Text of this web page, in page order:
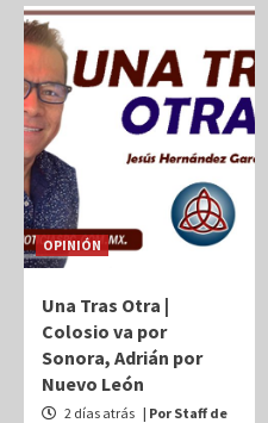
OPINIÓN
Una Tras Otra |
Colosio va por
Sonora, Adrián por
Nuevo León
2 días atrás | Por Staff de